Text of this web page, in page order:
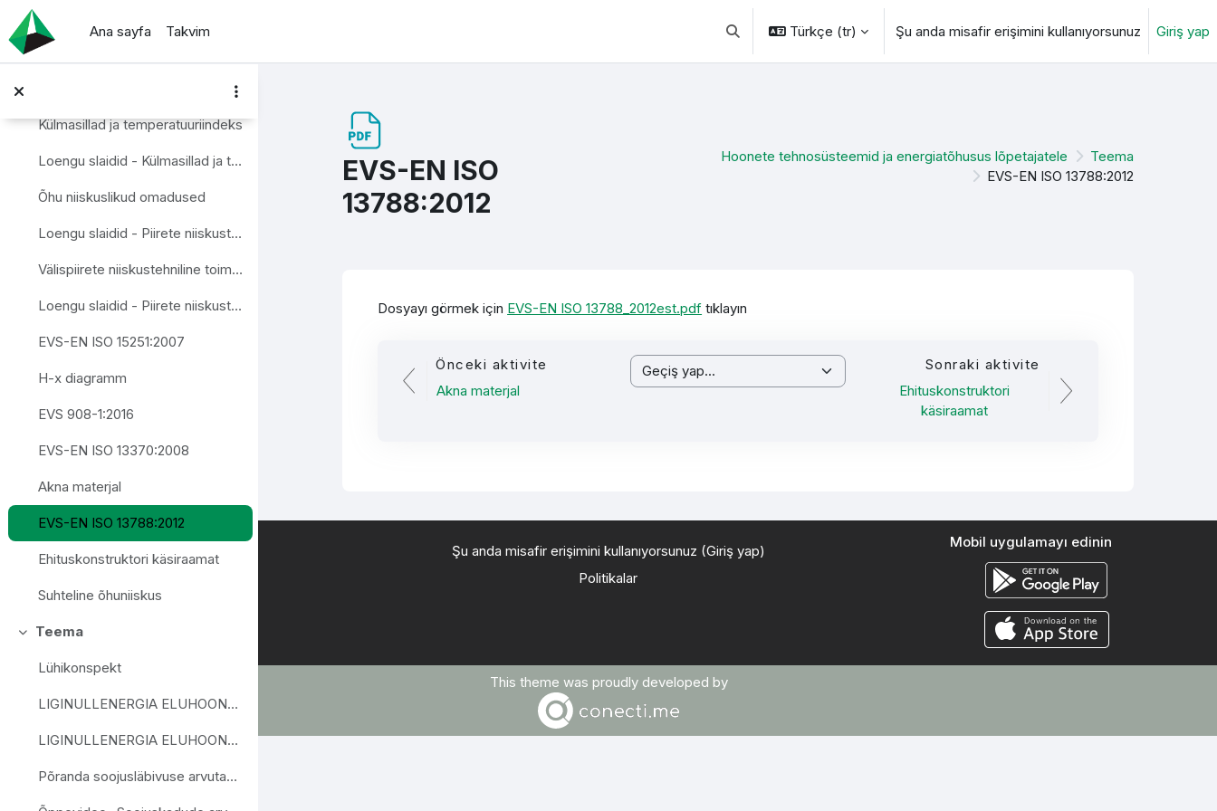
Ana içeriğe git
Ana sayfa
Takvim Arama girişini değiştir
Türkçe ‎(tr)‎ Şu anda misafir erişimini kullanıyorsunuz Giriş yap
Termograafia ja õhupidavus
Loengu slaidid - Termograafia ja õhupidavus
Külmasillad ja temperatuuriindeks
Loengu slaidid - Külmasillad ja temperatuuriindeks
Õhu niiskuslikud omadused
Loengu slaidid - Piirete niiskustehniline toimivus
Välispiirete niiskustehniline toimimine
Loengu slaidid - Piirete niiskustehniline toimivus
EVS-EN ISO 15251:2007
H-x diagramm
EVS 908-1:2016
EVS-EN ISO 13370:2008
Akna materjal
EVS-EN ISO 13788:2012
Ehituskonstruktori käsiraamat
Suhteline õhuniiskus
Daralt
Teema
Lühikonspekt
LIGINULLENERGIA ELUHOONED- VÄIKEMAJAD
LIGINULLENERGIA ELUHOONED RIDA- JA KORTERELAMUD
Põranda soojusläbivuse arvutamine
EVS-EN ISO
13788:2012
Hoonete tehnosüsteemid ja energiatõhusus lõpetajatele
Teema
EVS-EN ISO 13788:2012
Dosyayı görmek için EVS-EN ISO 13788_2012est.pdf tıklayın
Önceki aktivite
Akna materjal
Geçiş yap...
Sonraki aktivite
Ehituskonstruktori
käsiraamat
Şu anda misafir erişimini kullanıyorsunuz (Giriş yap)
Politikalar
Mobil uygulamayı edinin
This theme was proudly developed by